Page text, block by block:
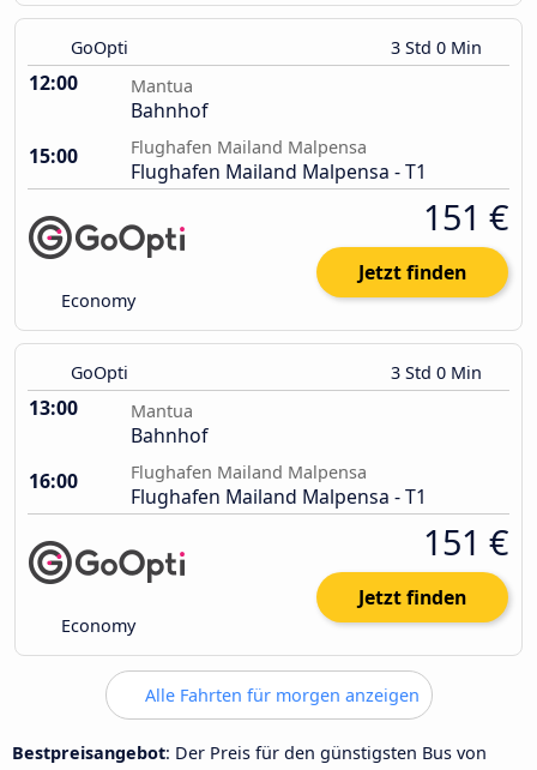
GoOpti 3 Std 0 Min
12:00 Mantua
Bahnhof
15:00
Flughafen Mailand Malpensa
Flughafen Mailand Malpensa - T1
Economy
151 €
Jetzt finden
GoOpti 3 Std 0 Min
13:00 Mantua
Bahnhof
16:00
Flughafen Mailand Malpensa
Flughafen Mailand Malpensa - T1
Economy
151 €
Jetzt finden
Alle Fahrten für morgen anzeigen
Bestpreisangebot: Der Preis für den günstigsten Bus von